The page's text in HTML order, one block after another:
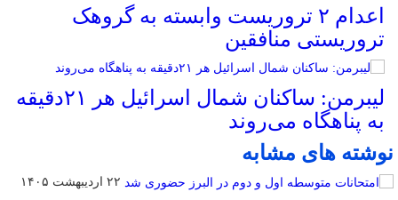
اعدام ۲ تروریست وابسته به گروهک
تروریستی منافقین
لیبرمن: ساکنان شمال اسرائیل هر ۲۱دقیقه
به پناهگاه می‌روند
نوشته های مشابه
۲۲ اردیبهشت ۱۴۰۵